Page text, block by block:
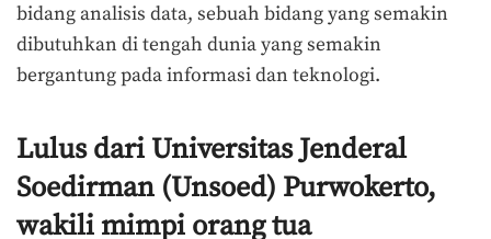
bidang analisis data, sebuah bidang yang semakin
dibutuhkan di tengah dunia yang semakin
bergantung pada informasi dan teknologi.
Lulus dari Universitas Jenderal
Soedirman (Unsoed) Purwokerto,
wakili mimpi orang tua